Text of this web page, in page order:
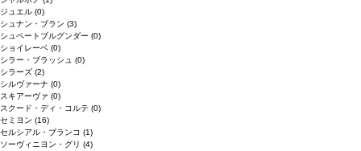
ジュエル (0)
シュナン・ブラン (3)
シュペートブルグンダー (0)
ショイレーベ (0)
シラー・ブラッシュ (0)
シラーズ (2)
シルヴァーナ (0)
スキアーヴァ (0)
スクード・ディ・コルテ (0)
セミヨン (16)
セルシアル・ブランコ (1)
ソーヴィニヨン・グリ (4)